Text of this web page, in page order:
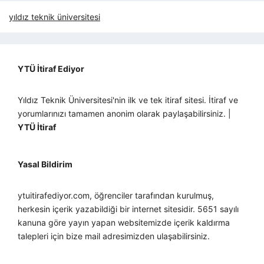
yıldız teknik üniversitesi
YTÜ İtiraf Ediyor
Yıldız Teknik Üniversitesi'nin ilk ve tek itiraf sitesi. İtiraf ve
yorumlarınızı tamamen anonim olarak paylaşabilirsiniz. |
YTÜ İtiraf
Yasal Bildirim
ytuitirafediyor.com, öğrenciler tarafından kurulmuş,
herkesin içerik yazabildiği bir internet sitesidir. 5651 sayılı
kanuna göre yayın yapan websitemizde içerik kaldırma
talepleri için bize mail adresimizden ulaşabilirsiniz.